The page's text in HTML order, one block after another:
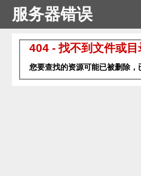
服务器错误
404 - 找不到文件或目
您要查找的资源可能已被删除，